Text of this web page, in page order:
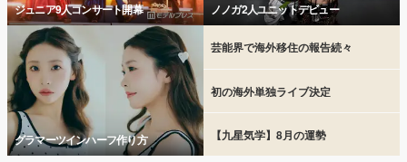
ジュニア9人コンサート開幕 ノノガ2人ユニットデビュー
グラマーツインハーフ作り方
芸能界で海外移住の報告続々
初の海外単独ライブ決定
【九星気学】8月の運勢